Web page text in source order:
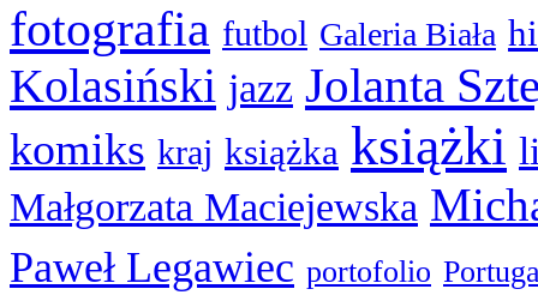
fotografia futbol Galeria Biała
Kolasiński jazz Jolanta
komiks kraj książka książki
Małgorzata Maciejewska
Paweł Legawiec portofolio